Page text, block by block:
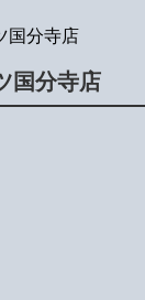
国分寺店